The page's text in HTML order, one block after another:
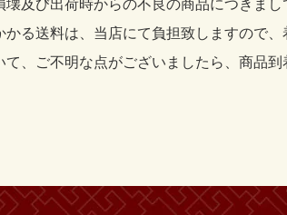
壊及び出荷時からの不良の商品につきま
かる送料は、当店にて負担致しますので、
て、ご不明な点がございましたら、商品到